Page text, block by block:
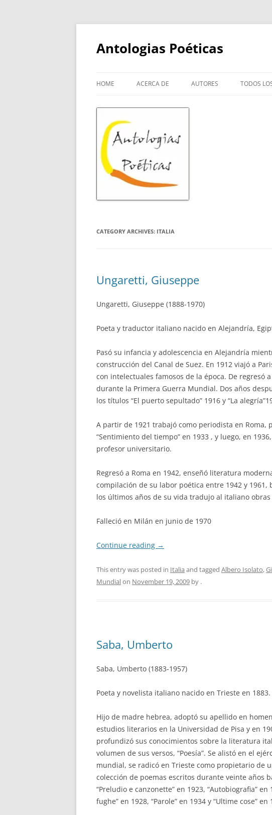
Skip
Antologias Poéticas
HOME ACERCA DE AUTORES TODOS
CATEGORY ARCHIVES: ITALIA
Ungaretti, Giuseppe
Ungaretti, Giuseppe (1888-1970)
Poeta y traductor italiano nacido en Alejandría,
Pasó su infancia y adolescencia en Alejandría
construcción del Canal de Suez. En 1912 viajó a
con intelectuales famosos de la época. De regresó
durante la Primera Guerra Mundial. Dos años
los títulos “El puerto sepultado” 1916 y “La
A partir de 1921 trabajó como periodista en Roma,
“Sentimiento del tiempo” en 1933 , y luego, en
profesor universitario.
Regresó a Roma en 1942, enseñó literatura
compilación de su labor poética entre 1942 y 1961,
los últimos años de su vida tradujo al italiano
Falleció en Milán en junio de 1970
Continue reading →
This entry was posted in Italia and tagged Albero Isolato,
Mundialon November 19, 2009 by .
Saba, Umberto
Saba, Umberto (1883-1957)
Poeta y novelista italiano nacido en Trieste en 1883.
Hijo de madre hebrea, adoptó su apellido en
estudios literarios en la Universidad de Pisa y en
profundizó sus conocimientos sobre la literatura
volumen de sus versos, “Poesía”. Se alistó en el
mundial, se radicó en Trieste como propietario de
colección de poemas escritos durante veinte años
“Preludio e canzonette” en 1923, “Autobiografia” en
fughe” en 1928, “Parole” en 1934 y “Ultime cose” en